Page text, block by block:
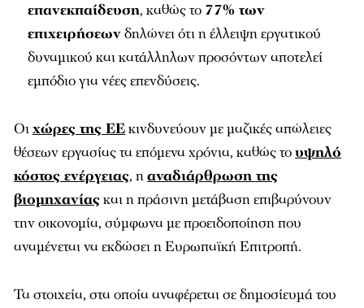
επανεκπαίδευση, καθώς το 77% των
επιχειρήσεωνδηλώνει ότι η έλλειψη εργατικού
δυναμικού και κατάλληλων προσόντων αποτελεί
εμπόδιο για νέες επενδύσεις.
Οιχώρες της ΕΕκινδυνεύουν με μαζικές απώλειες
θέσεων εργασίας τα επόμενα χρόνια, καθώς τουψηλό
κόστος ενέργειας, ηαναδιάρθρωση της
βιομηχανίαςκαι η πράσινη μετάβαση επιβαρύνουν
την οικονομία, σύμφωνα με προειδοποίηση που
αναμένεται να εκδώσει η Ευρωπαϊκή Επιτροπή.
Τα στοιχεία, στα οποία αναφέρεται σε δημοσίευμά του